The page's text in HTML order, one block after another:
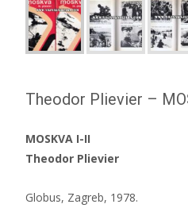
Theodor Plievier –
MOSKVA I-II
Theodor Plievier
Globus, Zagreb, 1978.